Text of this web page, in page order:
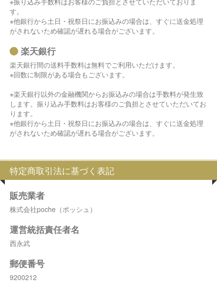
す。
※他銀行から土日・祝祭日にお振込みの場合は、すぐに送金処理
がされないため確認が遅れる場合がございます。
楽天銀行
楽天銀行間の送料手数料は無料でご利用いただけます。
※回数に制限がある場合もございます。
※楽天銀行以外の金融機関からお振込みの場合は手数料が発生致
します。振り込み手数料はお客様のご負担とさせていただいてお
ります。
※他銀行から土日・祝祭日にお振込みの場合は、すぐに送金処理
がされないため確認が遅れる場合がございます。
特定商取引法に基づく表記
販売業者
株式会社poche（ポッシュ）
運営統括責任者名
西永武
郵便番号
9200212